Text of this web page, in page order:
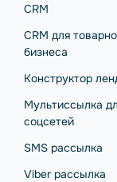
CRM
CRM для
бизнеса
Конструктор
Мультиссылка
соцсетей
SMS рассылка
Viber рассылка